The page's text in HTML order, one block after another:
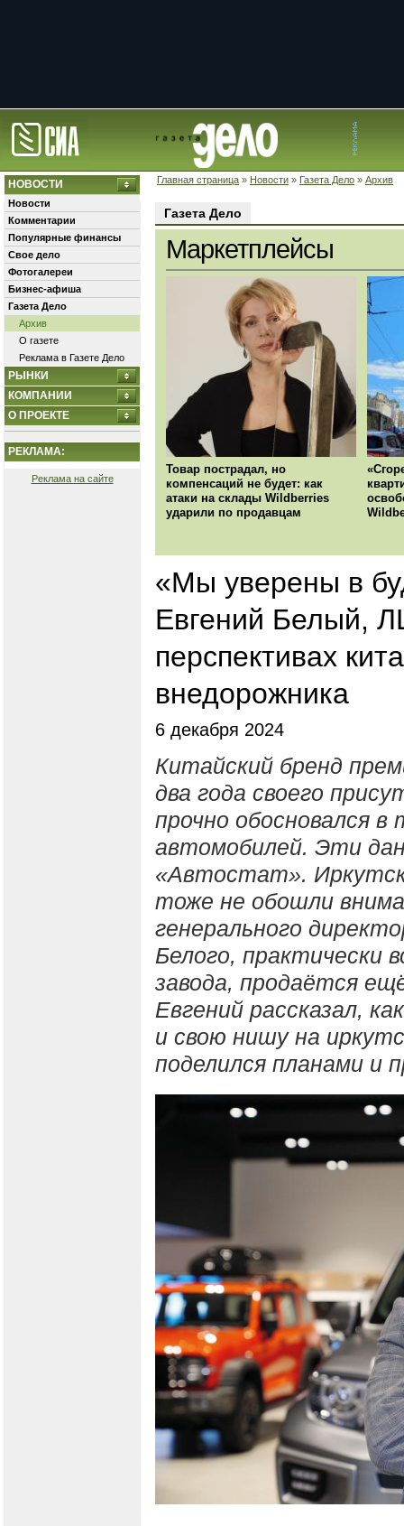
Главная страница » Новости » Газета Дело » Архив
НОВОСТИ
Новости
Комментарии
Популярные финансы
Свое дело
Фотогалереи
Бизнес-афиша
Газета Дело
Архив
О газете
Реклама в Газете Дело
РЫНКИ
КОМПАНИИ
О ПРОЕКТЕ
РЕКЛАМА:
Реклама на сайте
Газета Дело
Маркетплейсы
Товар пострадал, но
компенсаций не будет: как
атаки на склады Wildberries
ударили по продавцам
«Мы уверены в
Евгений Белый,
перспективах
внедорожника
6 декабря 2024
Китайский бренд
два года своего
прочно обосновался
автомобилей. Эти
«Автостат».
тоже не обошли
генерального
Белого, практически
завода, продаётся
Евгений рассказал,
и свою нишу на
поделился планами и